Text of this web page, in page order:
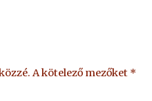
A kötelező mezőket *